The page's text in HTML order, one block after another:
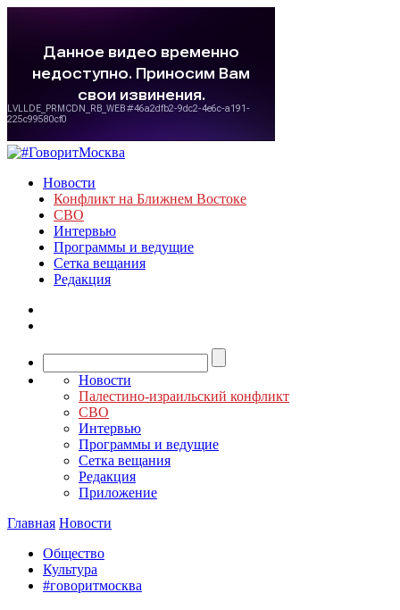
Новости
Конфликт на Ближнем Востоке
СВО
Интервью
Программы и ведущие
Сетка вещания
Редакция
Новости
Палестино-израильский конфликт
СВО
Интервью
Программы и ведущие
Сетка вещания
Редакция
Приложение
Главная Новости
Общество
Культура
#говоритмосква